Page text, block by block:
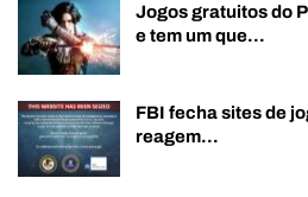
Jogos gratuitos do
e tem um que…
FBI fecha sites de
reagem…